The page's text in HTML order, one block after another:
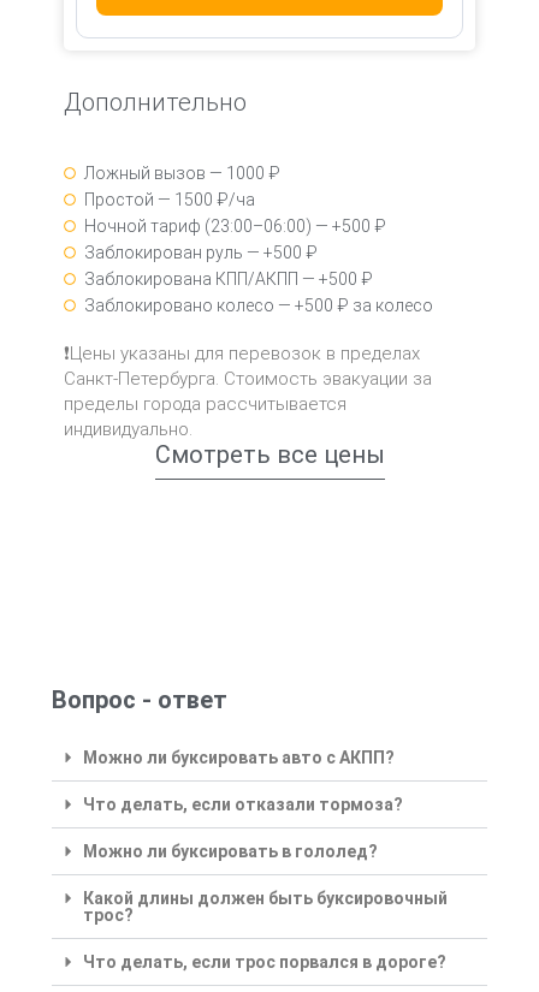
Дополнительно
Ложный вызов — 1000 ₽
Простой — 1500 ₽/ча
Ночной тариф (23:00–06:00) — +500 ₽
Заблокирован руль — +500 ₽
Заблокирована КПП/АКПП — +500 ₽
Заблокировано колесо — +500 ₽ за колесо
❗Цены указаны для перевозок в пределах
Санкт-Петербурга. Стоимость эвакуации за
пределы города рассчитывается
индивидуально.
Смотреть все цены
Вопрос - ответ
Можно ли буксировать авто с АКПП?
Что делать, если отказали тормоза?
Можно ли буксировать в гололед?
Какой длины должен быть буксировочный
трос?
Что делать, если трос порвался в дороге?